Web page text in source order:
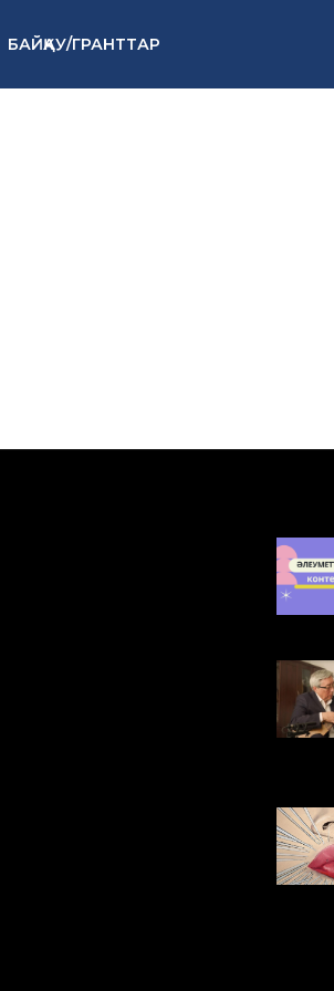
БАЙҚАУ/ГРАНТТАР